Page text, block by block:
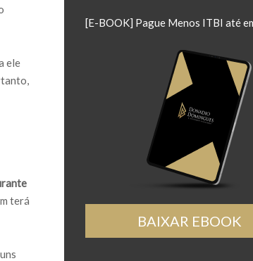
ele
terá
[E-BOOK] Pague Menos ITBI até
BAIXAR EBOOK